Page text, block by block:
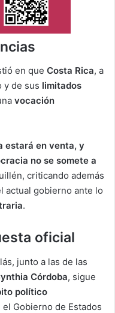
en que Costa Rica, a
y de sus limitados
vocación
estará en venta, y
no se somete a
criticando además
actual gobierno ante lo
.
oficial
junto a las de las
Córdoba, sigue
político
Gobierno de Estados